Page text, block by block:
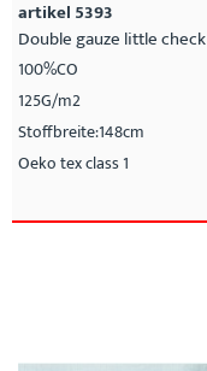
artikel 5393
Double gauze little check
100%CO
125G/m2
Stoffbreite:148cm
Oeko tex class 1